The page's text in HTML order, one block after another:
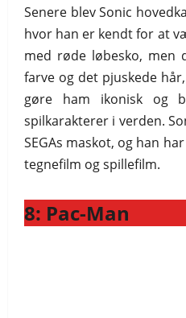
Senere blev Sonic
hvor han er kendt for at
med røde løbesko, men
farve og det pjuskede
gøre ham ikonisk og
spilkarakterer i verden.
SEGAs maskot, og han
tegnefilm og spillefilm.
8: Pac-Man